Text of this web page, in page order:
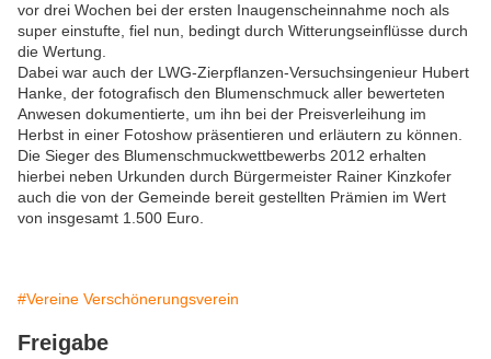
vor drei Wochen bei der ersten Inaugenscheinnahme noch als
super einstufte, fiel nun, bedingt durch Witterungseinflüsse durch
die Wertung.
Dabei war auch der LWG-Zierpflanzen-Versuchsingenieur Hubert
Hanke, der fotografisch den Blumenschmuck aller bewerteten
Anwesen dokumentierte, um ihn bei der Preisverleihung im
Herbst in einer Fotoshow präsentieren und erläutern zu können.
Die Sieger des Blumenschmuckwettbewerbs 2012 erhalten
hierbei neben Urkunden durch Bürgermeister Rainer Kinzkofer
auch die von der Gemeinde bereit gestellten Prämien im Wert
von insgesamt 1.500 Euro.
#Vereine Verschönerungsverein
Freigabe